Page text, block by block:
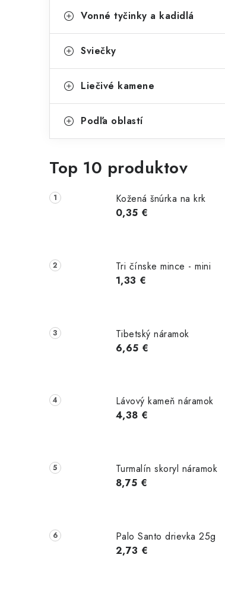
Vonné tyčinky a kadidlá
Sviečky
Liečivé kamene
Podľa oblastí
Top 10 produktov
Kožená šnúrka na krk
0,35 €
Tri čínske mince - mini
1,33 €
Tibetský náramok
6,65 €
Lávový kameň náramok
4,38 €
Turmalín skoryl náramok
8,75 €
Palo Santo drievka 25g
2,73 €